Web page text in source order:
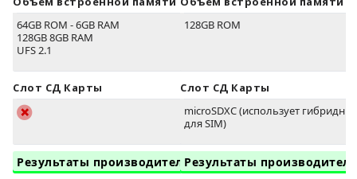
64GB ROM - 6GB RAM
128GB 8GB RAM
UFS 2.1
Слот СД Карты
Результаты производительности
128GB ROM
Слот СД Карты
microSDXC (использует
для SIM)
Результаты